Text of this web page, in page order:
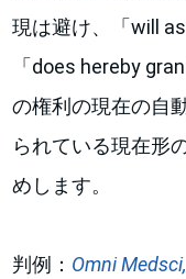
現は避け、「will
「does hereby
の権利の現在の自
られている現在形
めします。
判例： Omni